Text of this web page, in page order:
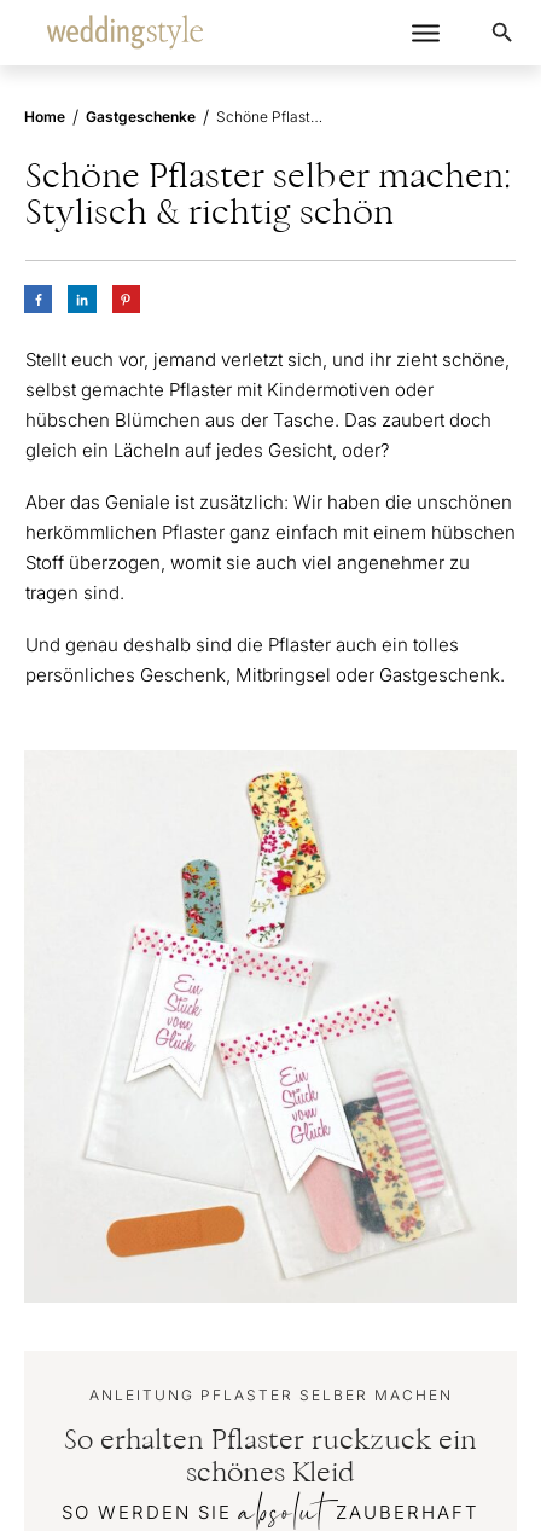
Home / Gastgeschenke / Schöne Pflaster selber machen: Stylisch & richtig schön
Schöne Pflaster selber machen:
Stylisch & richtig schön
Stellt euch vor, jemand verletzt sich, und ihr zieht schöne,
selbst gemachte Pflaster mit Kindermotiven oder
hübschen Blümchen aus der Tasche. Das zaubert doch
gleich ein Lächeln auf jedes Gesicht, oder?
Aber das Geniale ist zusätzlich: Wir haben die unschönen
herkömmlichen Pflaster ganz einfach mit einem hübschen
Stoff überzogen, womit sie auch viel angenehmer zu
tragen sind.
Und genau deshalb sind die Pflaster auch ein tolles
persönliches Geschenk, Mitbringsel oder Gastgeschenk.
ANLEITUNG PFLASTER SELBER MACHEN
So erhalten Pflaster ruckzuck ein
schönes Kleid
SO WERDEN SIEabsolut ZAUBERHAFT